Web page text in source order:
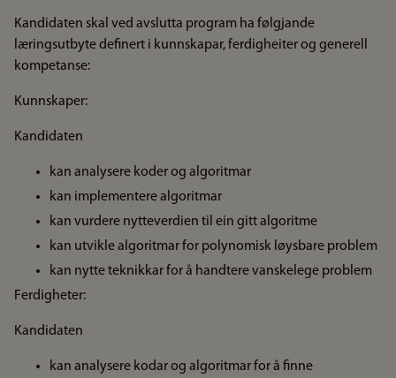
Kandidaten skal ved avslutta program ha følgjande
læringsutbyte definert i kunnskapar, ferdigheiter og generell
kompetanse:
Kunnskaper:
Kandidaten
kan analysere koder og algoritmar
kan implementere algoritmar
kan vurdere nytteverdien til ein gitt algoritme
kan utvikle algoritmar for polynomisk løysbare problem
kan nytte teknikkar for å handtere vanskelege problem
Ferdigheter:
Kandidaten
kan analysere kodar og algoritmar for å finne